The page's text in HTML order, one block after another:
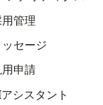
管理
ッセージ
申請
シスタント